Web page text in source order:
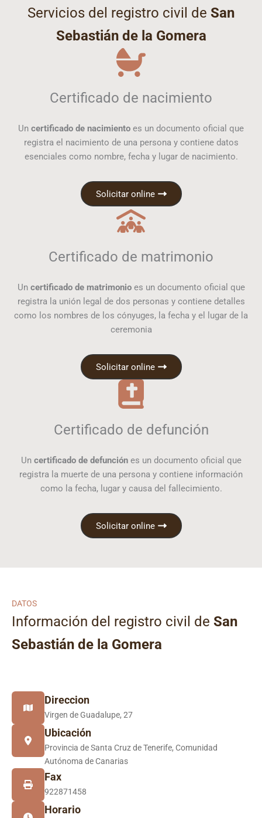
Servicios del registro civil de San
Sebastián de la Gomera
Certificado de nacimiento
Un certificado de nacimiento es un documento oficial que
registra el nacimiento de una persona y contiene datos
esenciales como nombre, fecha y lugar de nacimiento.
Solicitar online
Certificado de matrimonio
Un certificado de matrimonioes un documento oficial que
registra la unión legal de dos personas y contiene detalles
como los nombres de los cónyuges, la fecha y el lugar de la
ceremonia
Solicitar online
Certificado de defunción
Un certificado de defunciónes un documento oficial que
registra la muerte de una persona y contiene información
como la fecha, lugar y causa del fallecimiento.
Solicitar online
DATOS
Información del registro civil de San
Sebastián de la Gomera
Direccion
Virgen de Guadalupe, 27
Ubicación
Provincia de Santa Cruz de Tenerife, Comunidad
Autónoma de Canarias
Fax
922871458
Horario